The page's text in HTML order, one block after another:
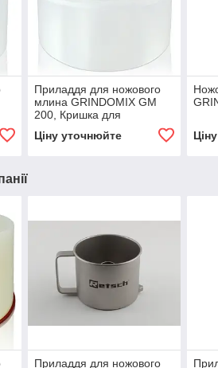
Приладдя для ножового
млина GRINDOMIX GM
200, Кришка для
розмольного судини до
Ціну уточнюйте
Приладдя для ножового